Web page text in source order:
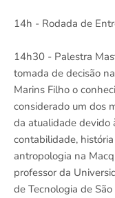
14h - Rodada de
14h30 - Palestra
tomada de decisão
Marins Filho o
considerado um dos
da atualidade devido
contabilidade,
antropologia na
professor da
de Tecnologia de